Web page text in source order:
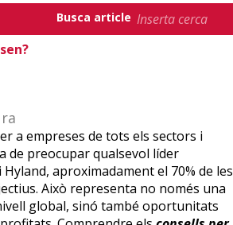
Busca article
a empreses de tots els sectors i
de preocupar qualsevol líder
aproximadament el 70% de les
Això representa no només una
global, sinó també oportunitats